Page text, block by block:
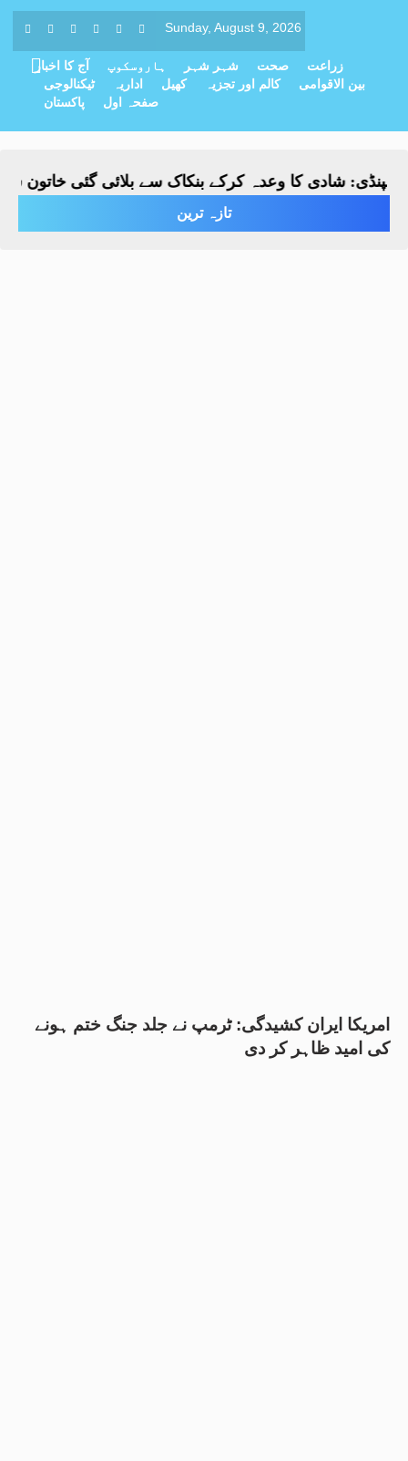
Sunday, August 9, 2026
آج کا اخبار ہاروسکوپ شہر شہر صحت
زراعت
ٹیکنالوجی
اداریہ کھیل کالم اور تجزیہ
بین الاقوامی
پاکستان
صفحہ اول
شادی کا وعدہ کرکے بنکاک سے بلائی گئی خاتون سے
تازہ ترین
امریکا ایران کشیدگی: ٹرمپ نے جلد جنگ ختم ہونے
کی امید ظاہر کر دی